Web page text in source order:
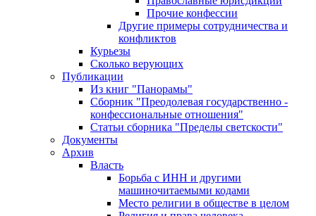
Прочие конфессии
Другие примеры сотрудничества и
конфликтов
Курьезы
Сколько верующих
Публикации
Из книг "Панорамы"
Сборник "Преодолевая государственно -
конфессиональные отношения"
Статьи сборника "Пределы светскости"
Документы
Архив
Власть
Борьба с ИНН и другими
машиночитаемыми кодами
Место религии в обществе в целом